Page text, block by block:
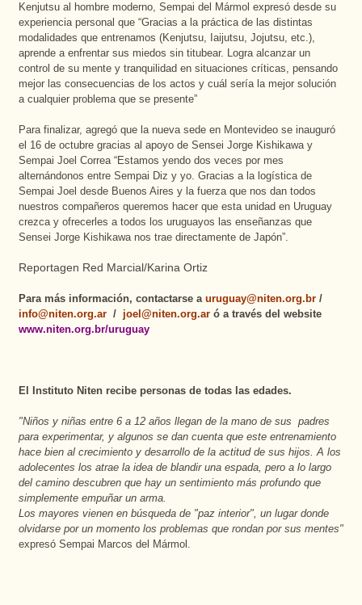
Kenjutsu al hombre moderno, Sempai del Mármol expresó desde su
experiencia personal que “Gracias a la práctica de las distintas
modalidades que entrenamos (Kenjutsu, Iaijutsu, Jojutsu, etc.),
aprende a enfrentar sus miedos sin titubear. Logra alcanzar un
control de su mente y tranquilidad en situaciones críticas, pensando
mejor las consecuencias de los actos y cuál sería la mejor solución
a cualquier problema que se presente”
Para finalizar, agregó que la nueva sede en Montevideo se inauguró
el 16 de octubre gracias al apoyo de Sensei Jorge Kishikawa y
Sempai Joel Correa “Estamos yendo dos veces por mes
alternándonos entre Sempai Diz y yo. Gracias a la logística de
Sempai Joel desde Buenos Aires y la fuerza que nos dan todos
nuestros compañeros queremos hacer que esta unidad en Uruguay
crezca y ofrecerles a todos los uruguayos las enseñanzas que
Sensei Jorge Kishikawa nos trae directamente de Japón”.
Reportagen Red Marcial/Karina Ortiz
Para más información, contactarse a uruguay@niten.org.br /
info@niten.org.ar / joel@niten.org.ar ó a través del website
www.niten.org.br/uruguay
El Instituto Niten recibe personas de todas las edades.
"Niños y niñas entre 6 a 12 años llegan de la mano de sus padres
para experimentar, y algunos se dan cuenta que este entrenamiento
hace bien al crecimiento y desarrollo de la actitud de sus hijos. A los
adolecentes los atrae la idea de blandir una espada, pero a lo largo
del camino descubren que hay un sentimiento más profundo que
simplemente empuñar un arma.
Los mayores vienen en búsqueda de "paz interior", un lugar donde
olvidarse por un momento los problemas que rondan por sus mentes"
expresó Sempai Marcos del Mármol.